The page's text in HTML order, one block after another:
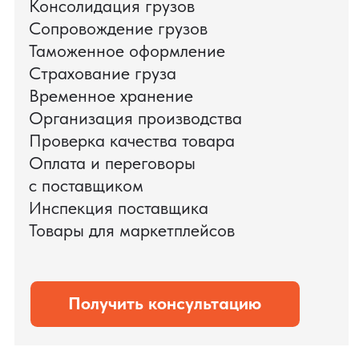
поиска и проверки поставщиков до
доставки оборудования.
Мы обеспечили полный цикл работ:
проверку продукции, логистику,
таможенное оформление и контроль
сроков. В результате все товары были
доставлены точно в срок и без
дополнительных рисков.
PRO TORG — проверенный партнёр по
международной логистике для ведущих
федеральных компаний.
Оставить заявку